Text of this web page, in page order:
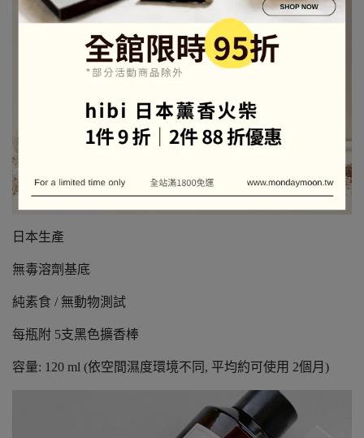
日本生產
無毒溶劑基底
純素食 / 無動物測試
每瓶附 5支黑色擴香棒
容量: 120 ml (依空間濕度環境不同, 平均約可使用 2個月)